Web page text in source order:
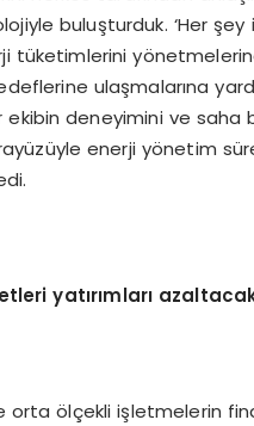
buluşturduk. ‘Her
tüketimlerini
ulaşmalarına
deneyimini ve saha
enerji yönetim
yatırımları
orta ölçekli işletmelerin